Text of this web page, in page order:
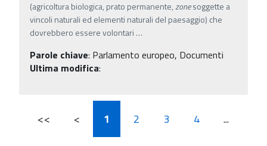
(agricoltura biologica, prato permanente,zonesoggette a
vincoli naturali ed elementi naturali del paesaggio) che
dovrebbero essere volontari …
Parole chiave: Parlamento europeo, Documenti
Ultima modifica:
<< < 1 2 3 4 ...